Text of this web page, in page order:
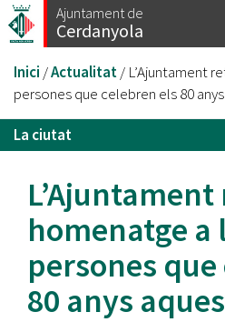
Vés
al
Ajuntament de
Cerdanyola
Esteu
aquí
Inici /Actualitat/ L’Ajuntament
persones que celebren els 80
La ciutat
homenatge a
persones
80 anys